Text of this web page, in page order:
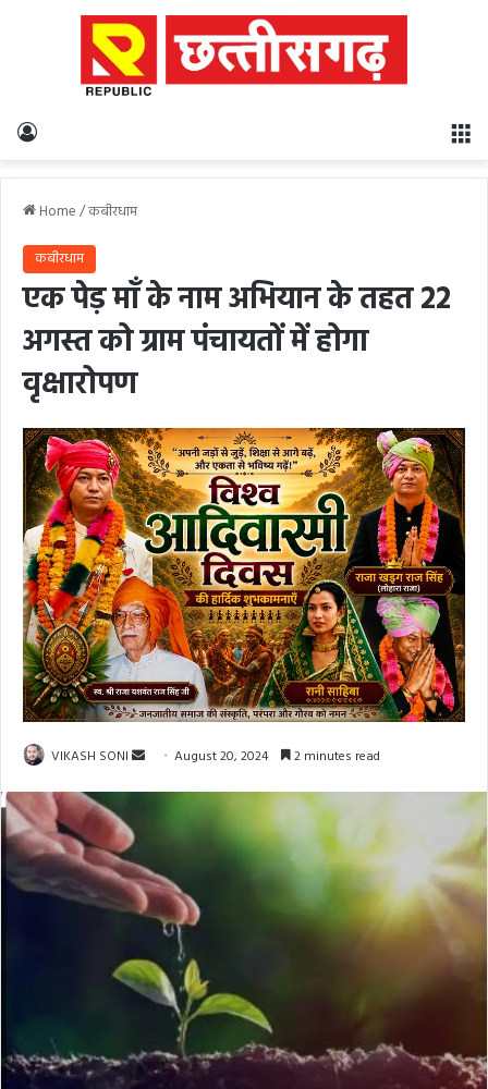
Home/कबीरधाम
कबीरधाम
एक पेड़ माँ के नाम अभियान के तहत 22
अगस्त को ग्राम पंचायतों में होगा
वृक्षारोपण
VIKASH SONI
Send August 20, 2024 2 minutes read